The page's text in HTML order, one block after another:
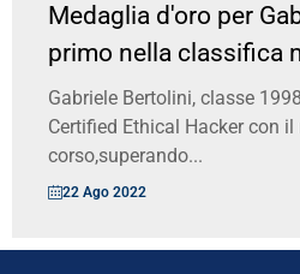
Medaglia d'oro per
primo nella classifica
Gabriele Bertolini, classe
Certified Ethical Hacker con
corso,superando...
22 Ago 2022